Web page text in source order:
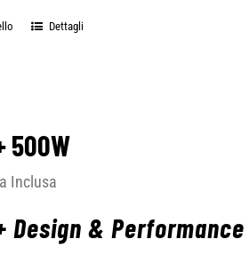
Dettagli
500W
Inclusa
Design & Performance